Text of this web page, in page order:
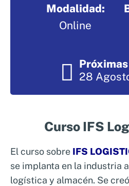
Sistemas de exportación SAE
Asesoramiento en Normativa
NosotrosModalidad:
Online
28
Curso IFS
El curso sobre IFS
se implanta en la industria
logística y almacén. Se